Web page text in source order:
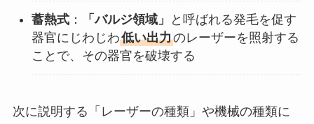
蓄熱式： 「バルジ領域」
と呼ばれる発毛を促す
器官にじわじわ低い出力のレーザーを照射する
ことで、その器官を破壊する
次に説明する「レーザーの種類」や機械の種類に